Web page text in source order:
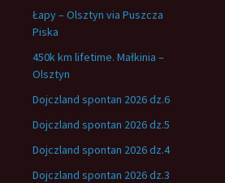
Łapy – Olsztyn via Puszcza
Piska
450k km lifetime. Małkinia –
Olsztyn
Dojczland spontan 2026 dz.6
Dojczland spontan 2026 dz.5
Dojczland spontan 2026 dz.4
Dojczland spontan 2026 dz.3